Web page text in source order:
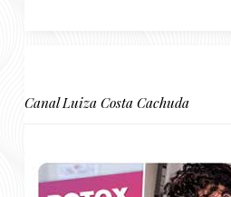
Canal Luiza Costa Cachuda